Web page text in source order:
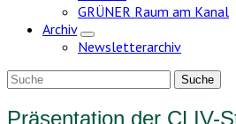
GRÜNER Raum am Kanal
Archiv
Zeige
Untermenü
Newsletterarchiv
Präsentation der CLIV-